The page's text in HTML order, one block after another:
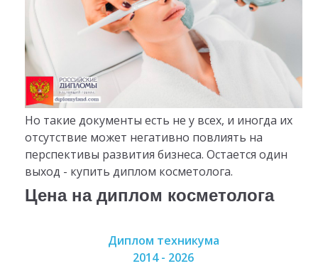
Но такие документы есть не у всех, и иногда их
отсутствие может негативно повлиять на
перспективы развития бизнеса. Остается один
выход - купить диплом косметолога.
Цена на диплом косметолога
Диплом техникума
2014 - 2026